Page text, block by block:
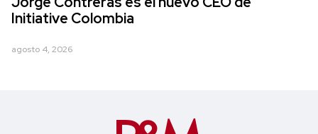
Initiative Colombia
agosto 4, 2026